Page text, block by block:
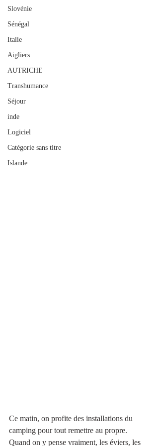
Slovénie
Sénégal
Italie
Aigliers
AUTRICHE
Transhumance
Séjour
inde
Logiciel
Catégorie sans titre
Islande
Ce matin, on profite des installations du
camping pour tout remettre au propre.
Quand on y pense vraiment, les éviers, les